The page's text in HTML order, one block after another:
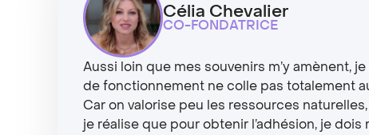
Célia Chevalier
CO-FONDATRICE
Aussi loin que mes souvenirs m’y amènent,
de fonctionnement ne colle pas totalement
Car on valorise peu les ressources
je réalise que pour obtenir l’adhésion, je dois